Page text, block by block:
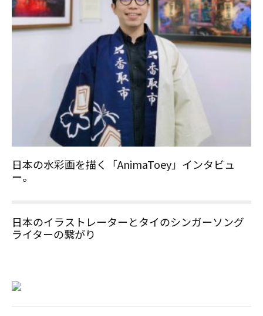
日本の水彩画を描く「AnimaToey」インタビュ
ー。
日本のイラストレーターとタイのシンガーソング
ライターの繋がり